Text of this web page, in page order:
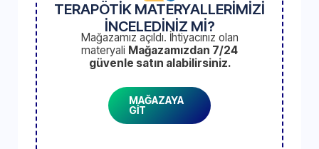
TERAPÖTİK MATERYALLERİMİZİ
İNCELEDİNİZ Mİ?
Mağazamız açıldı. İhtiyacınız olan
materyali Mağazamızdan 7/24
güvenle satın alabilirsiniz.
MAĞAZAYA
GİT